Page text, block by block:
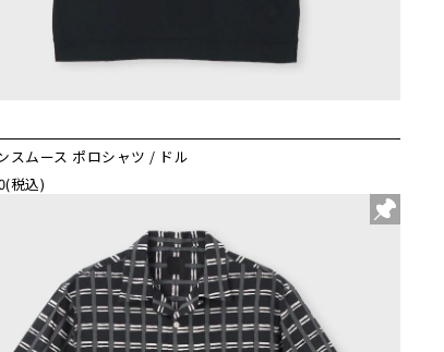
スムース ポロシャツ / ドル
(税込)